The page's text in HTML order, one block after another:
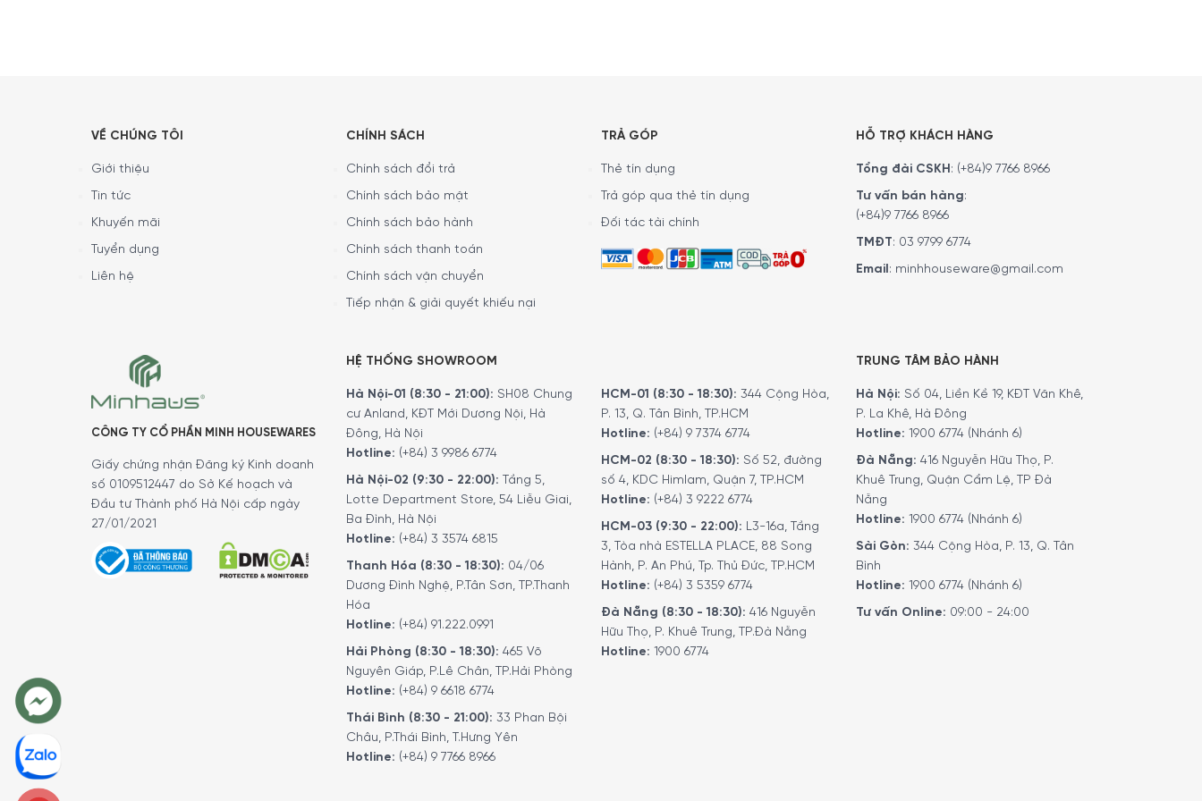
Phân Phối Hơi Nước Hoàn Hảo
Bàn Là Hơi Nước Rowenta DW6030 Eco Intellogence – Black/Green với công nghệ mặt đế Microsteam100 3De được cấp bằng sáng chế độc đáo với 400 lỗ
siêu nhỏ giúp khuếch tán hơi nước hoàn hảo. Cấu trúc 3De cụ thể của nó giúp tối ưu hóa việc tiêu thụ năng lượng bằng cách tập trung dòng hơi nước dọc.
VỀ CHÚNG TÔI
Giới thiệu
Tin tức
Khuyến mãi
Tuyển dụng
Liên hệ
CHÍNH SÁCH
Chính sách đổi trả
Chính sách bảo mật
Chính sách bảo hành
Chính sách thanh toán
Chính sách vận chuyển
Tiếp nhận & giải quyết khiếu nại
TRẢ GÓP
Thẻ tín dụng
Trả góp qua thẻ tín dụng
Đối tác tài chính
HỖ TRỢ KHÁCH HÀNG
Tổng đài CSKH: (+84)9 7766 8966
Tư vấn bán hàng:
(+84)9 7766 8966
TMĐT: 03 9799 6774
Email: minhhouseware@gmail.com
CÔNG TY CỔ PHẦN MINH HOUSEWARES
Giấy chứng nhận Đăng ký Kinh doanh
số 0109512447 do Sở Kế hoạch và
Đầu tư Thành phố Hà Nội cấp ngày
27/01/2021
HỆ THỐNG SHOWROOM
Hà Nội-01 (8:30 - 21:00): SH08 Chung
cư Anland, KĐT Mới Dương Nội, Hà
Đông, Hà Nội
Hotline: (+84) 3 9986 6774
Hà Nội-02 (9:30 - 22:00): Tầng 5,
Lotte Department Store, 54 Liễu Giai,
Ba Đình, Hà Nội
Hotline: (+84) 3 3574 6815
Thanh Hóa (8:30 - 18:30): 04/06
Dương Đình Nghệ, P.Tân Sơn, TP.Thanh
Hóa
Hotline: (+84) 91.222.0991
Hải Phòng (8:30 - 18:30): 465 Võ
Nguyên Giáp, P.Lê Chân, TP.Hải Phòng
Hotline: (+84) 9 6618 6774
Thái Bình (8:30 - 21:00): 33 Phan Bội
Châu, P.Thái Bình, T.Hưng Yên
Hotline: (+84) 9 7766 8966
HCM-01 (8:30 - 18:30): 344 Cộng Hòa,
P. 13, Q. Tân Bình, TP.HCM
Hotline: (+84) 9 7374 6774
HCM-02 (8:30 - 18:30): Số 52, đường
số 4, KDC Himlam, Quận 7, TP.HCM
Hotline: (+84) 3 9222 6774
HCM-03 (9:30 - 22:00): L3-16a, Tầng
3, Tòa nhà ESTELLA PLACE, 88 Song
Hành, P. An Phú, Tp. Thủ Đức, TP.HCM
Hotline: (+84) 3 5359 6774
Đà Nẵng (8:30 - 18:30): 416 Nguyễn
Hữu Thọ, P. Khuê Trung, TP.Đà Nẵng
Hotline: 1900 6774
TRUNG TÂM BẢO HÀNH
Hà Nội: Số 04, Liền Kề 19, KĐT Văn Khê,
P. La Khê, Hà Đông
Hotline: 1900 6774 (Nhánh 6)
Đà Nẵng: 416 Nguyễn Hữu Thọ, P.
Khuê Trung, Quận Cẩm Lệ, TP Đà
Nẵng
Hotline: 1900 6774 (Nhánh 6)
Sài Gòn: 344 Cộng Hòa, P. 13, Q. Tân
Bình
Hotline: 1900 6774 (Nhánh 6)
Tư vấn Online: 09:00 - 24:00